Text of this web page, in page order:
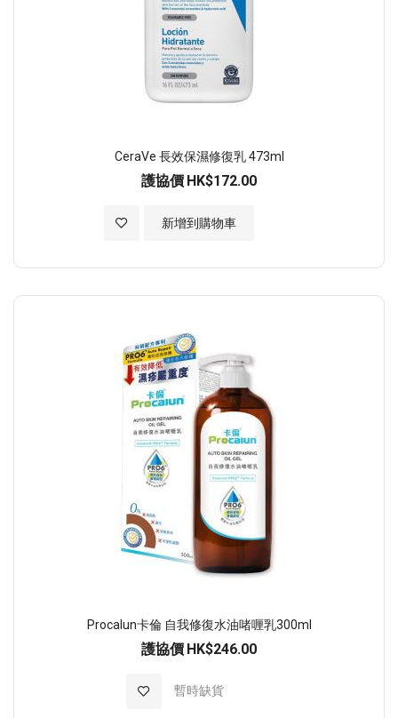
CeraVe 長效保濕修復乳 473ml
護協價 HK$172.00
新增到購物車
加入至願望清單
Procalun卡倫 自我修復水油啫喱乳300ml
護協價 HK$246.00
暫時缺貨
加入至願望清單